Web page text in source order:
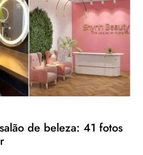
de beleza: 41 fotos